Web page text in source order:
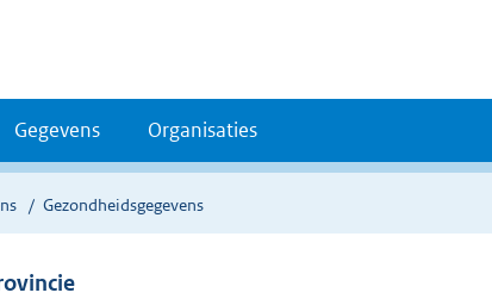
Gegevens Organisaties
Gezondheidsgegevens